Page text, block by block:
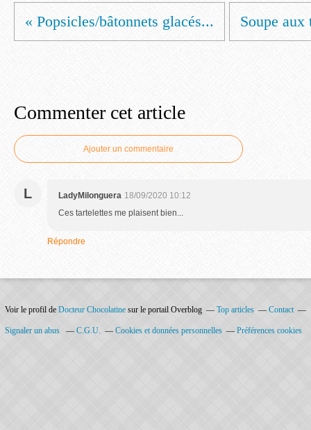
« Popsicles/bâtonnets glacés... Soupe aux
Commenter cet article
Ajouter un commentaire
L LadyMilonguera 18/09/2020 10:12
Ces tartelettes me plaisent bien...
Répondre
Voir le profil de Docteur Chocolatine sur le portail Overblog Top articles Contact
Signaler un abus C.G.U. Cookies et données personnelles Préférences cookies